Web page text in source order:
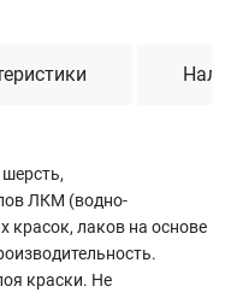
ЛКМ (водно-
красок, лаков на основе
краски. Не